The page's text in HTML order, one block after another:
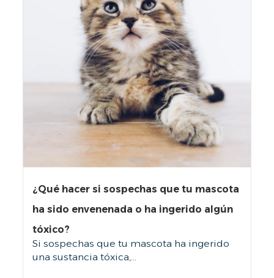
¿Qué hacer si sospechas que tu mascota
ha sido envenenada o ha ingerido algún
tóxico?
Si sospechas que tu mascota ha ingerido
una sustancia tóxica,...